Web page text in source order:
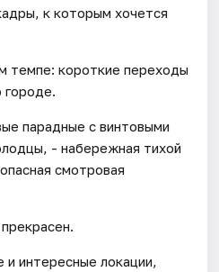
к которым хочется
темпе: короткие переходы
городе.
парадные с винтовыми
- набережная тихой
смотровая
интересные локации,